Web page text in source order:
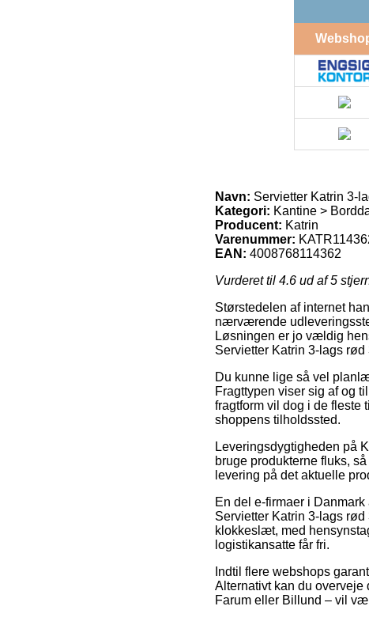
Navn: Servietter Katrin 3-
Kategori: Kantine >
Producent: Katrin
Varenummer:
EAN: 4008768114362
Vurderet til 4.6 ud af 5
Størstedelen af internet
nærværende
Løsningen er jo vældig
Servietter Katrin 3-lags rød
Du kunne lige så vel
Fragttypen viser sig af og
fragtform vil dog i de
shoppens tilholdssted.
Leveringsdygtigheden på
bruge produkterne fluks,
levering på det aktuelle
En del e-firmaer i
Servietter Katrin 3-lags
klokkeslæt, med
logistikansatte får fri.
Indtil flere webshops
Alternativt kan du
Farum eller Billund – vil